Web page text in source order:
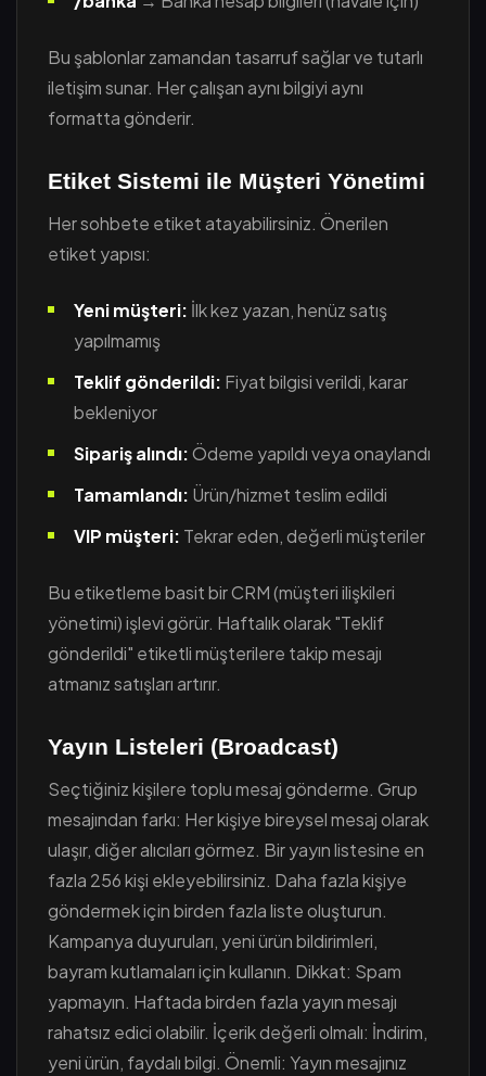
Bu şablonlar zamandan tasarruf sağlar ve tutarlı
iletişim sunar. Her çalışan aynı bilgiyi aynı
formatta gönderir.
Etiket Sistemi ile Müşteri Yönetimi
Her sohbete etiket atayabilirsiniz. Önerilen
etiket yapısı:
Yeni müşteri: İlk kez yazan, henüz satış
yapılmamış
Teklif gönderildi: Fiyat bilgisi verildi, karar
bekleniyor
Sipariş alındı:Ödeme yapıldı veya onaylandı
Tamamlandı: Ürün/hizmet teslim edildi
VIP müşteri: Tekrar eden, değerli müşteriler
Bu etiketleme basit bir CRM (müşteri ilişkileri
yönetimi) işlevi görür. Haftalık olarak "Teklif
gönderildi" etiketli müşterilere takip mesajı
atmanız satışları artırır.
Yayın Listeleri (Broadcast)
Seçtiğiniz kişilere toplu mesaj gönderme. Grup
mesajından farkı: Her kişiye bireysel mesaj olarak
ulaşır, diğer alıcıları görmez. Bir yayın listesine en
fazla 256 kişi ekleyebilirsiniz. Daha fazla kişiye
göndermek için birden fazla liste oluşturun.
Kampanya duyuruları, yeni ürün bildirimleri,
bayram kutlamaları için kullanın. Dikkat: Spam
yapmayın. Haftada birden fazla yayın mesajı
rahatsız edici olabilir. İçerik değerli olmalı: İndirim,
yeni ürün, faydalı bilgi. Önemli: Yayın mesajınız